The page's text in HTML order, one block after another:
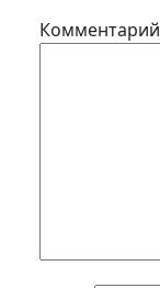
Комментарий